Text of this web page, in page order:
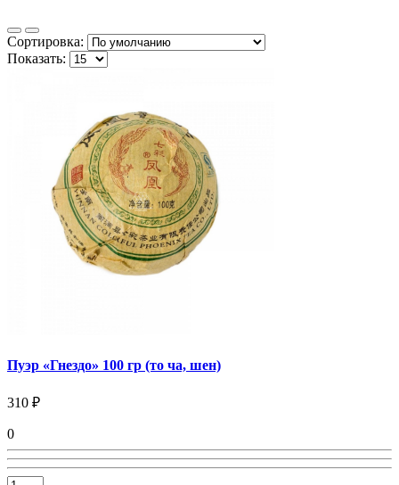
Сортировка:
Показать:
Пуэр «Гнездо» 100 гр (то ча, шен)
310 ₽
0